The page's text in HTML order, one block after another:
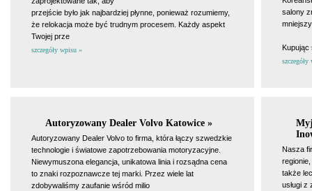
przejście było jak najbardziej płynne, ponieważ rozumiemy,
że relokacja może być trudnym procesem. Każdy aspekt
Twojej prze
szczegóły wpisu »
salony
Autoryzowany Dealer Volvo Katowice »
Autoryzowany Dealer Volvo to firma, która łączy szwedzkie
technologie i światowe zapotrzebowania motoryzacyjne.
Niewymuszona elegancja, unikatowa linia i rozsądna cena
to znaki rozpoznawcze tej marki. Przez wiele lat
zdobywaliśmy zaufanie wśród milio
Nasza
także
usługi z